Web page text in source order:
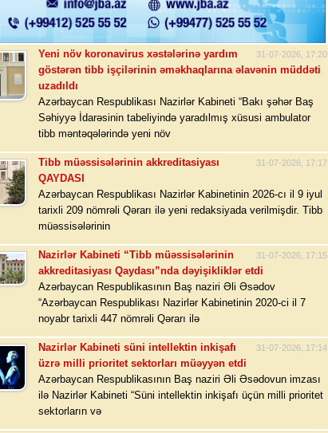
31-07-2026, 17:20
Yeni növ koronavirus xəstələrinə yardım
göstərən tibb işçilərinin əməkhaqlarına əlavənin müddəti
uzadıldı
Azərbaycan Respublikası Nazirlər Kabineti “Bakı şəhər Baş
Səhiyyə İdarəsinin tabeliyində yaradılmış xüsusi ambulator
tibb məntəqələrində yeni növ
31-07-2026, 17:17
Tibb müəssisələrinin akkreditasiyası
QAYDASI
Azərbaycan Respublikası Nazirlər Kabinetinin 2026-cı il 9 iyul
tarixli 209 nömrəli Qərarı ilə yeni redaksiyada verilmişdir. Tibb
müəssisələrinin
31-07-2026, 17:15
Nazirlər Kabineti “Tibb müəssisələrinin
akkreditasiyası Qaydası”nda dəyişikliklər etdi
Azərbaycan Respublikasının Baş naziri Əli Əsədov
“Azərbaycan Respublikası Nazirlər Kabinetinin 2020-ci il 7
noyabr tarixli 447 nömrəli Qərarı ilə
31-07-2026, 17:14
Nazirlər Kabineti süni intellektin inkişafı
üzrə milli prioritet sektorları müəyyən etdi
Azərbaycan Respublikasının Baş naziri Əli Əsədovun imzası
ilə Nazirlər Kabineti “Süni intellektin inkişafı üçün milli prioritet
sektorların və